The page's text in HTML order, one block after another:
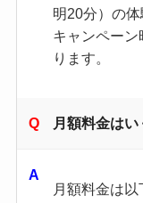
明20分）の体
キャンペー
ります。
月額料金はい
月額料金は以